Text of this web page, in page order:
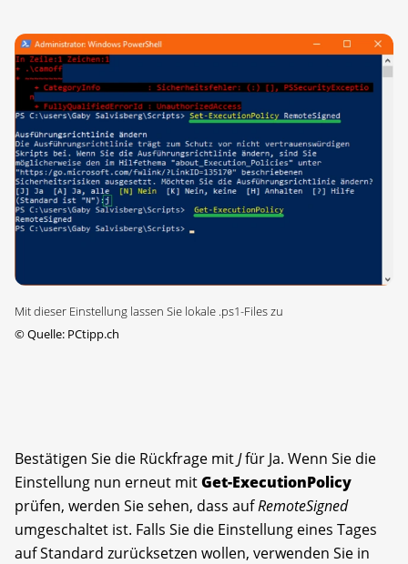
Mit dieser Einstellung lassen Sie lokale .ps1-Files zu
©Quelle: PCtipp.ch
Bestätigen Sie die Rückfrage mitJfür Ja. Wenn Sie die
Einstellung nun erneut mitGet-ExecutionPolicy
prüfen, werden Sie sehen, dass aufRemoteSigned
umgeschaltet ist. Falls Sie die Einstellung eines Tages
auf Standard zurücksetzen wollen, verwenden Sie in